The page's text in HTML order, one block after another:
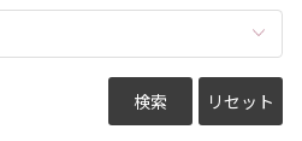
検索 リセット